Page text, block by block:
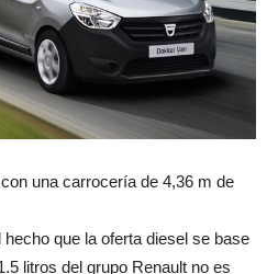
una carrocería de 4,36 m de
que la oferta diesel se base
litros del grupo Renault no es